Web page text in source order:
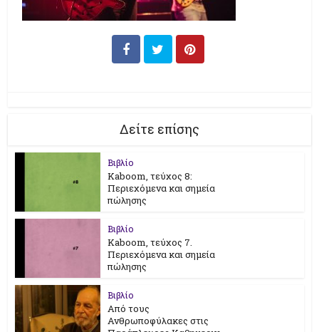
Δείτε επίσης
Βιβλίο
Kaboom, τεύχος 8:
Περιεχόμενα και σημεία
πώλησης
Βιβλίο
Kaboom, τεύχος 7.
Περιεχόμενα και σημεία
πώλησης
Βιβλίο
Από τους
Ανθρωποφύλακες στις